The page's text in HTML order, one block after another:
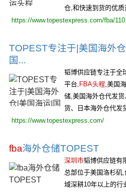
仓,和快速到货的优
https://www.topestexpress.com/fba/
TOPEST专注于|美国海外
国...
韬博供应链专注于全
平台, FBA头程,美国
储,美国海外仓代发
货、日本海外仓代发
https://www.topestexpress.com/
fba海外仓储TOPEST
深圳市韬博供应链有
总部位于美国洛杉矶
域深耕10年以上的行